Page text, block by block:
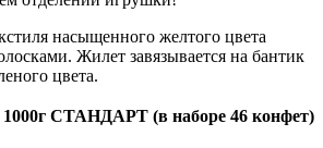
насыщенного желтого цвета
Жилет завязывается на бантик
цвета.
1000г СТАНДАРТ (в наборе 46 конфет)